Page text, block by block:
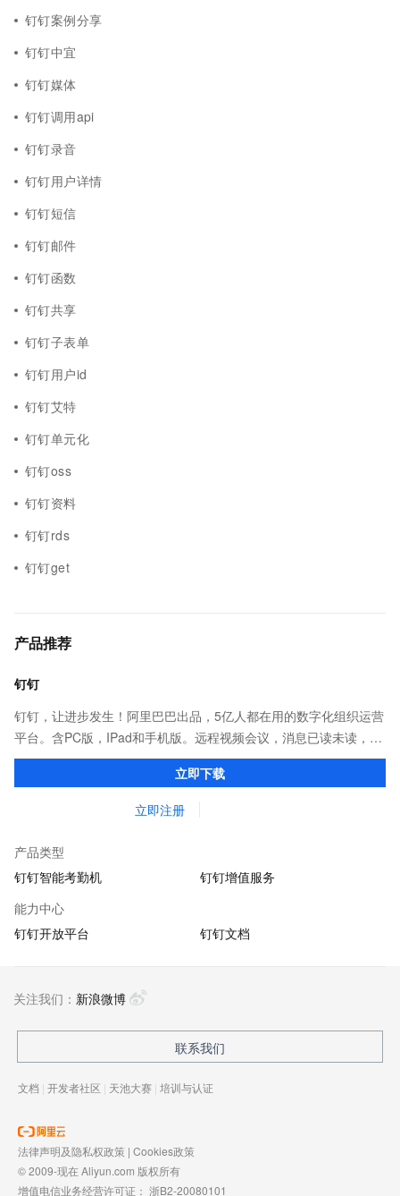
钉钉案例分享
钉钉中宜
钉钉媒体
钉钉调用api
钉钉录音
钉钉用户详情
钉钉短信
钉钉邮件
钉钉函数
钉钉共享
钉钉子表单
钉钉用户id
钉钉艾特
钉钉单元化
钉钉oss
钉钉资料
钉钉rds
钉钉get
产品推荐
钉钉
钉钉，让进步发生！阿里巴巴出品，5亿人都在用的数字化组织运营
平台。含PC版，IPad和手机版。远程视频会议，消息已读未读，
DING消息任务管理，让沟通更高效；移动办公考勤，审批，钉闪
会，钉钉文档，钉钉教育解决方案。
立即下载
立即注册
产品类型
钉钉智能考勤机
钉钉增值服务
能力中心
钉钉开放平台
钉钉文档
关注我们： 新浪微博
联系我们
文档 | 开发者社区 | 天池大赛 | 培训与认证
法律声明及隐私权政策 | Cookies政策
© 2009-现在 Aliyun.com 版权所有
增值电信业务经营许可证： 浙B2-20080101